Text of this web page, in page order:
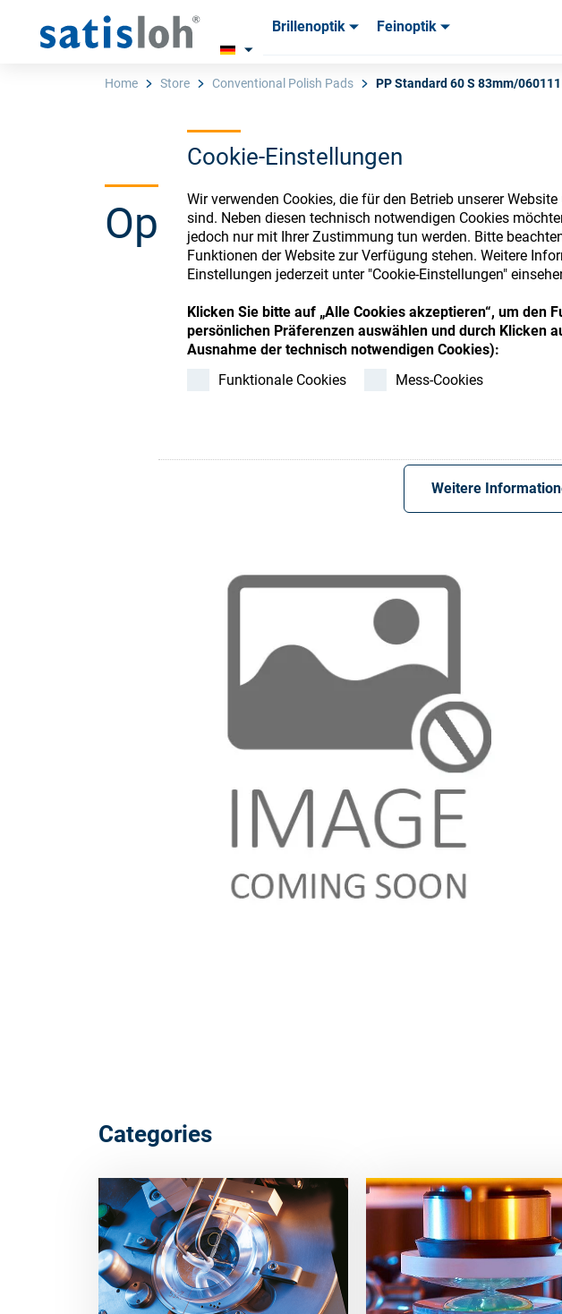
Cookie-Einstellungen
Wir verwenden Cookies, die für den Betrieb unserer
sind. Neben diesen technisch notwendigen Cookies
jedoch nur mit Ihrer Zustimmung tun werden. Bitte
Funktionen der Website zur Verfügung stehen. Weitere
Einstellungen jederzeit unter "Cookie-Einstellungen"
Klicken Sie bitte auf „Alle Cookies akzeptieren“, um den
persönlichen Präferenzen auswählen und durch Klicken
Ausnahme der technisch notwendigen Cookies):
Funktionale Cookies
Mess-Cookies
Weitere
Brillenoptik Feinoptik
Brillenoptik
Home Store Conventional Polish Pads PP Standard 60 S 83mm/060111
Ophthalmic
Register or Sign-in to access your
Categories